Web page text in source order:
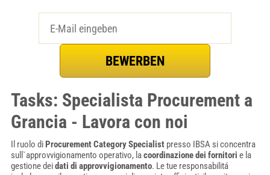
Tasks: Specialista Procurement a
Grancia - Lavora con noi
Il ruolo diProcurement Category Specialistpresso IBSA si concentra
sull`approvvigionamento operativo, lacoordinazione dei fornitori e la
gestione deidati di approvvigionamento. Le tue responsabilitá